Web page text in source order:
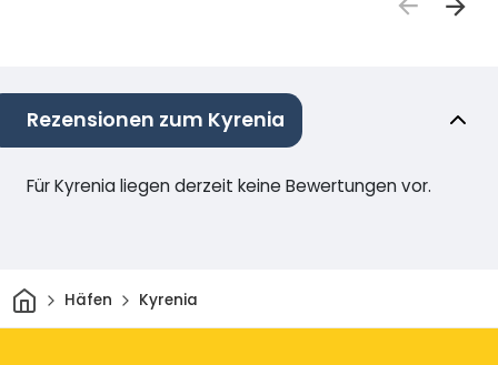
Rezensionen zum Kyrenia
Für Kyrenia liegen derzeit keine Bewertungen vor.
HeimHäfen Kyrenia